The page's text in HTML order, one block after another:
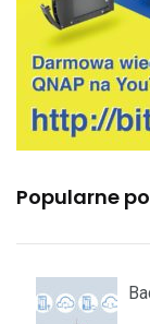
Popularne